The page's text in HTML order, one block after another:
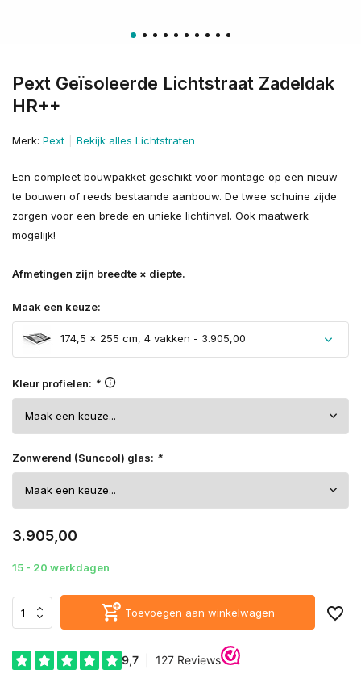
Pext Geïsoleerde Lichtstraat Zadeldak
HR++
Merk: Pext Bekijk alles Lichtstraten
Een compleet bouwpakket geschikt voor montage op een nieuw
te bouwen of reeds bestaande aanbouw. De twee schuine zijde
zorgen voor een brede en unieke lichtinval. Ook maatwerk
mogelijk!
Afmetingen zijn breedte × diepte.
Maak een keuze:
174,5 × 255 cm, 4 vakken - 3.905,00
Kleur profielen: *
Zonwerend (Suncool) glas: *
3.905,00
15 - 20 werkdagen
Toevoegen aan winkelwagen